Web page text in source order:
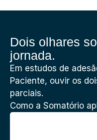
Dois olhares
jornada.
Em estudos de
Paciente, ouvir os
parciais.
Como a Somatório